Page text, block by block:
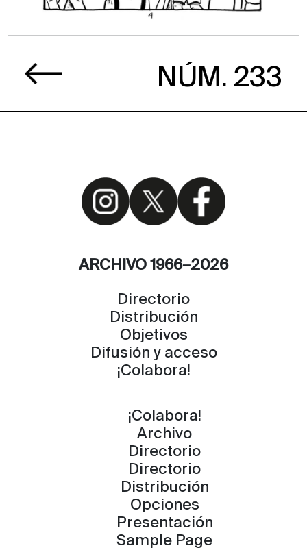
NÚM. 233
ARCHIVO 1966–2026
Directorio
Distribución
Objetivos
Difusión y acceso
¡Colabora!
¡Colabora!
Archivo
Directorio
Directorio
Distribución
Opciones
Presentación
Sample Page